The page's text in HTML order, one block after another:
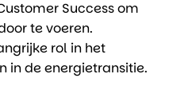
Success om
te voeren.
rol in het
in de energietransitie.